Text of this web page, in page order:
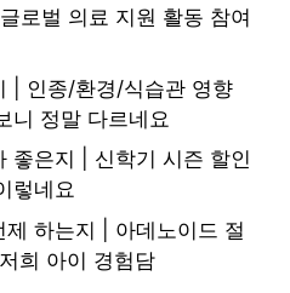
로벌 의료 지원 활동 참여
| 인종/환경/식습관 영향
니 정말 다르네요
좋은지 | 신학기 시즌 할인
렇네요
하는지 | 아데노이드 절
희 아이 경험담